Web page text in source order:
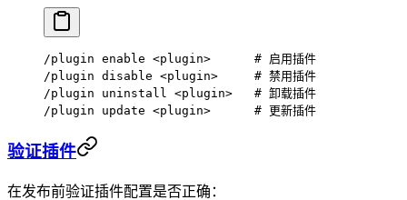
/plugin enable <plugin>
      # 启用插件
/plugin disable <plugin>
     # 禁用插件
/plugin uninstall <plugin>
   # 卸载插件
/plugin update <plugin>
      # 更新插件
验证插件
在发布前验证插件配置是否正确：